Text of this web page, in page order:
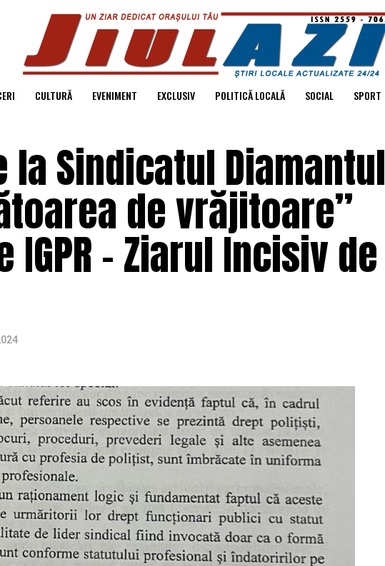
CULTURĂ EVENIMENT EXCLUSIV POLITICĂ LOCALĂ SOCIAL SPORT
la Sindicatul Diamantul
de vrăjitoare”
– Ziarul Incisiv de